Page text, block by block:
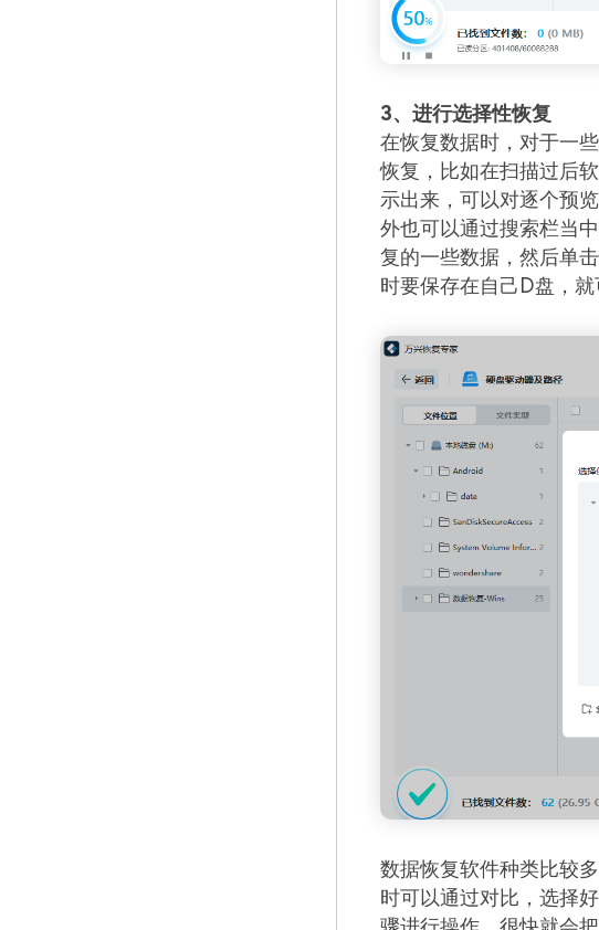
3、进行选择性恢复
在恢复数据时，对于一
恢复，比如在扫描过后
示出来，可以对逐个预
外也可以通过搜索栏当
复的一些数据，然后单
时要保存在自己D盘，
数据恢复软件种类比较
时可以通过对比，选择